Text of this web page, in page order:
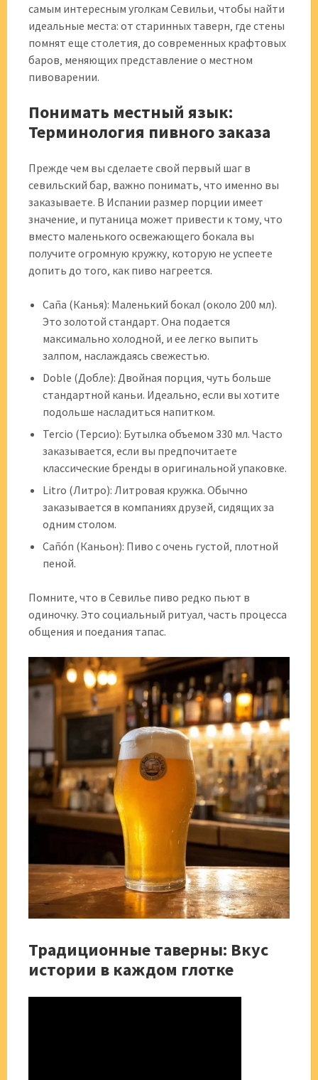
самым интересным уголкам Севильи‚ чтобы найти
идеальные места: от старинных таверн‚ где стены
помнят еще столетия‚ до современных крафтовых
баров‚ меняющих представление о местном
пивоварении.
Понимать местный язык:
Терминология пивного заказа
Прежде чем вы сделаете свой первый шаг в
севильский бар‚ важно понимать‚ что именно вы
заказываете. В Испании размер порции имеет
значение‚ и путаница может привести к тому‚ что
вместо маленького освежающего бокала вы
получите огромную кружку‚ которую не успеете
допить до того‚ как пиво нагреется.
Caña (Канья): Маленький бокал (около 200 мл).
Это золотой стандарт. Она подается
максимально холодной‚ и ее легко выпить
залпом‚ наслаждаясь свежестью.
Doble (Добле): Двойная порция‚ чуть больше
стандартной каньи. Идеально‚ если вы хотите
подольше насладиться напитком.
Tercio (Терсио): Бутылка объемом 330 мл. Часто
заказывается‚ если вы предпочитаете
классические бренды в оригинальной упаковке.
Litro (Литро): Литровая кружка. Обычно
заказывается в компаниях друзей‚ сидящих за
одним столом.
Cañón (Каньон): Пиво с очень густой‚ плотной
пеной.
Помните‚ что в Севилье пиво редко пьют в
одиночку. Это социальный ритуал‚ часть процесса
общения и поедания тапас.
Традиционные таверны: Вкус
истории в каждом глотке